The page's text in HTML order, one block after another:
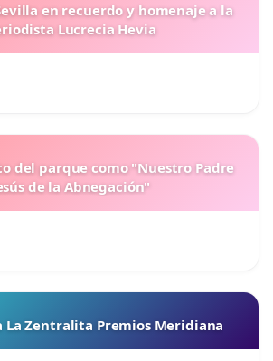
en recuerdo y homenaje a la
Lucrecia Hevia
del parque como "Nuestro Padre
de la Abnegación"
La Zentralita Premios Meridiana